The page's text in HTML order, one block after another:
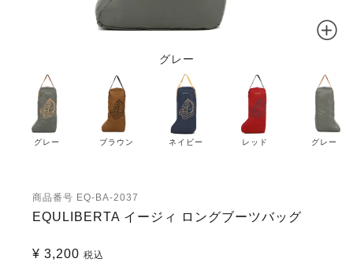
グレー
グレー ブラウン ネイビー レッド グレー
商品番号 EQ-BA-2037
EQULIBERTA イージィ ロングブーツバッグ
¥ 3,200 税込